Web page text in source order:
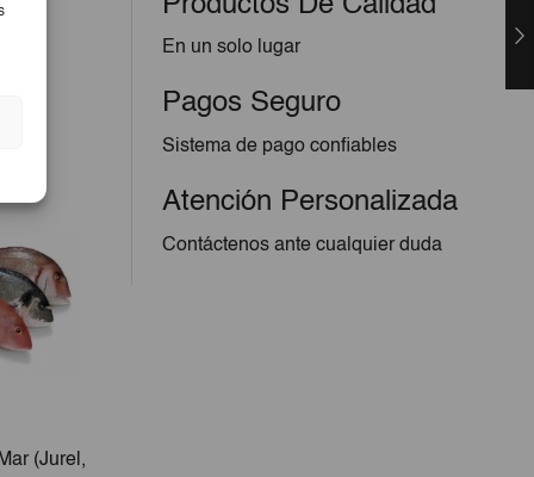
(Jurel,
En un solo lugar
Pagos Seguro
Sistema de pago confiables
Atención Personalizada
Contáctenos ante cualquier duda